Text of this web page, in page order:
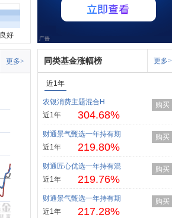
良好
更多> 同类基金涨幅榜 更多>
近1年
农银消费主题混合H
近1年
304.68%
购买
财通景气甄选一年持有期
近1年
219.80%
购买
财通匠心优选一年持有混
近1年
219.76%
购买
财通景气甄选一年持有期
近1年
217.28%
购买